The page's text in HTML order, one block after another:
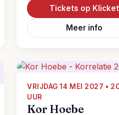
Tickets op Klicket
Meer info
VRIJDAG 14 MEI 2027 •
UUR
Kor Hoebe